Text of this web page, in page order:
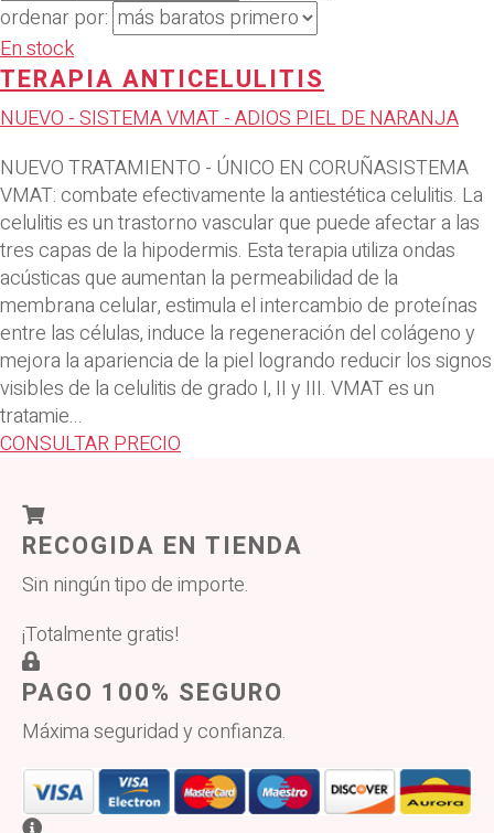
ordenar por:
En stock
TERAPIA ANTICELULITIS
NUEVO - SISTEMA VMAT - ADIOS PIEL DE NARANJA
NUEVO TRATAMIENTO - ÚNICO EN CORUÑASISTEMA
VMAT: combate efectivamente la antiestética celulitis. La
celulitis es un trastorno vascular que puede afectar a las
tres capas de la hipodermis. Esta terapia utiliza ondas
acústicas que aumentan la permeabilidad de la
membrana celular, estimula el intercambio de proteínas
entre las células, induce la regeneración del colágeno y
mejora la apariencia de la piel logrando reducir los signos
visibles de la celulitis de grado I, II y III. VMAT es un
tratamie...
CONSULTAR PRECIO
RECOGIDA EN TIENDA
Sin ningún tipo de importe.
¡Totalmente gratis!
PAGO 100% SEGURO
Máxima seguridad y confianza.